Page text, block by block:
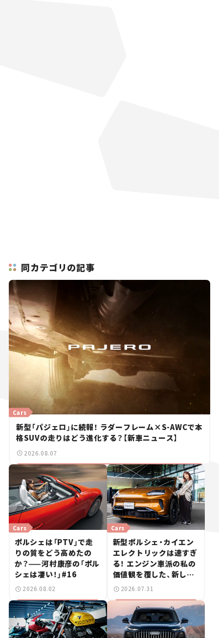
同カテゴリの記事
新型「パジェロ」に続報！ ラダーフレーム×S-AWCで本
格SUVの走りはどう進化する？【新車ニュース】
Cars
2026.08.07
ポルシェは「PTV」で走
りの質をどう高めたの
か？——河村康彦の「ポル
シェは凄い！」#16
Cars
2026.08.02
新型ポルシェ・カイエン
エレクトリックは速すぎ
る！ エンジン車派の私の
価値観を覆した、新しい
ポルシェの走り。
Cars
2026.07.31